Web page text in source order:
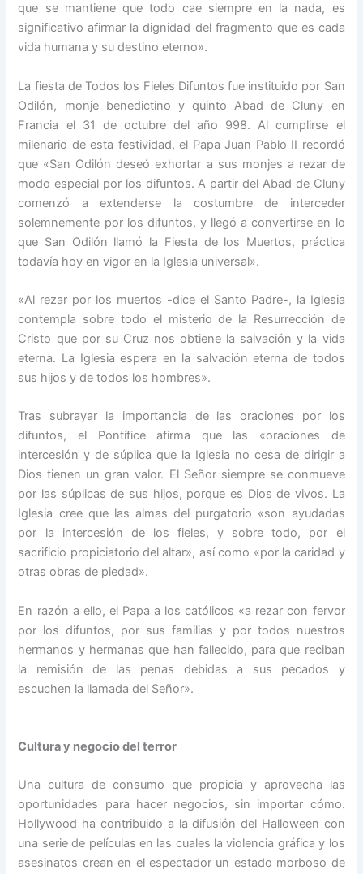
que se mantiene que todo cae siempre en la nada, es
significativo afirmar la dignidad del fragmento que es cada
vida humana y su destino eterno».
La fiesta de Todos los Fieles Difuntos fue instituido por San
Odilón, monje benedictino y quinto Abad de Cluny en
Francia el 31 de octubre del año 998. Al cumplirse el
milenario de esta festividad, el Papa Juan Pablo II recordó
que «San Odilón deseó exhortar a sus monjes a rezar de
modo especial por los difuntos. A partir del Abad de Cluny
comenzó a extenderse la costumbre de interceder
solemnemente por los difuntos, y llegó a convertirse en lo
que San Odilón llamó la Fiesta de los Muertos, práctica
todavía hoy en vigor en la Iglesia universal».
«Al rezar por los muertos -dice el Santo Padre-, la Iglesia
contempla sobre todo el misterio de la Resurrección de
Cristo que por su Cruz nos obtiene la salvación y la vida
eterna. La Iglesia espera en la salvación eterna de todos
sus hijos y de todos los hombres».
Tras subrayar la importancia de las oraciones por los
difuntos, el Pontífice afirma que las «oraciones de
intercesión y de súplica que la Iglesia no cesa de dirigir a
Dios tienen un gran valor. El Señor siempre se conmueve
por las súplicas de sus hijos, porque es Dios de vivos. La
Iglesia cree que las almas del purgatorio «son ayudadas
por la intercesión de los fieles, y sobre todo, por el
sacrificio propiciatorio del altar», así como «por la caridad y
otras obras de piedad».
En razón a ello, el Papa a los católicos «a rezar con fervor
por los difuntos, por sus familias y por todos nuestros
hermanos y hermanas que han fallecido, para que reciban
la remisión de las penas debidas a sus pecados y
escuchen la llamada del Señor».
Cultura y negocio del terror
Una cultura de consumo que propicia y aprovecha las
oportunidades para hacer negocios, sin importar cómo.
Hollywood ha contribuido a la difusión del Halloween con
una serie de películas en las cuales la violencia gráfica y los
asesinatos crean en el espectador un estado morboso de